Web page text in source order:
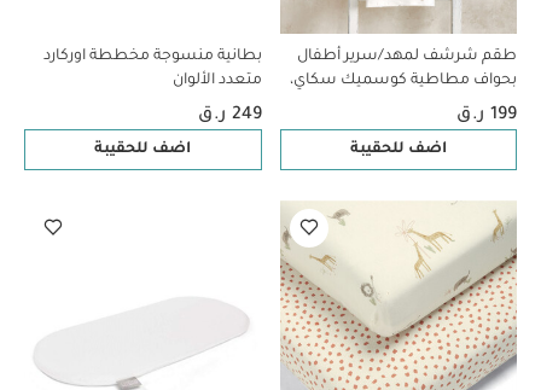
طقم شرشف لمهد/سرير أطفال
بحواف مطاطية كوسميك سكاي،
قطعتان
199 ر.ق
اضف للحقيبة
بطانية منسوجة مخططة اوركارد
متعدد الألوان
249 ر.ق
اضف للحقيبة